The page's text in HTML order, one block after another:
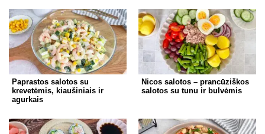
Paprastos salotos su
krevetėmis, kiaušiniais ir
agurkais
Nicos salotos – prancūziškos
salotos su tunu ir bulvėmis